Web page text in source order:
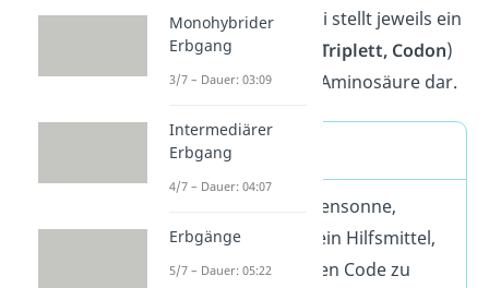
einem Protein. Dabei stellt jeweils ein
Dreierpaket (
Basen-Triplett, Codon)
einen Code für eine Aminosäure dar.
Definition
(Gensonne,
Codon Sonne) ist ein Hilfsmittel,
um den genetischen Code zu
Monohybrider
Erbgang
3/7 – Dauer: 03:09
Intermediärer
Erbgang
4/7 – Dauer: 04:07
Erbgänge
5/7 – Dauer: 05:22